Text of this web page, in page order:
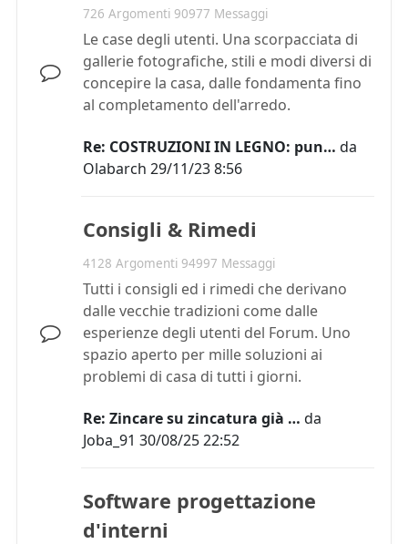
726 Argomenti 90977 Messaggi
Le case degli utenti. Una scorpacciata di
gallerie fotografiche, stili e modi diversi di
concepire la casa, dalle fondamenta fino
al completamento dell'arredo.
Re: COSTRUZIONI IN LEGNO: pun… da
Olabarch 29/11/23 8:56
Consigli & Rimedi
4128 Argomenti 94997 Messaggi
Tutti i consigli ed i rimedi che derivano
dalle vecchie tradizioni come dalle
esperienze degli utenti del Forum. Uno
spazio aperto per mille soluzioni ai
problemi di casa di tutti i giorni.
Re: Zincare su zincatura già … da
Joba_91 30/08/25 22:52
Software progettazione
d'interni